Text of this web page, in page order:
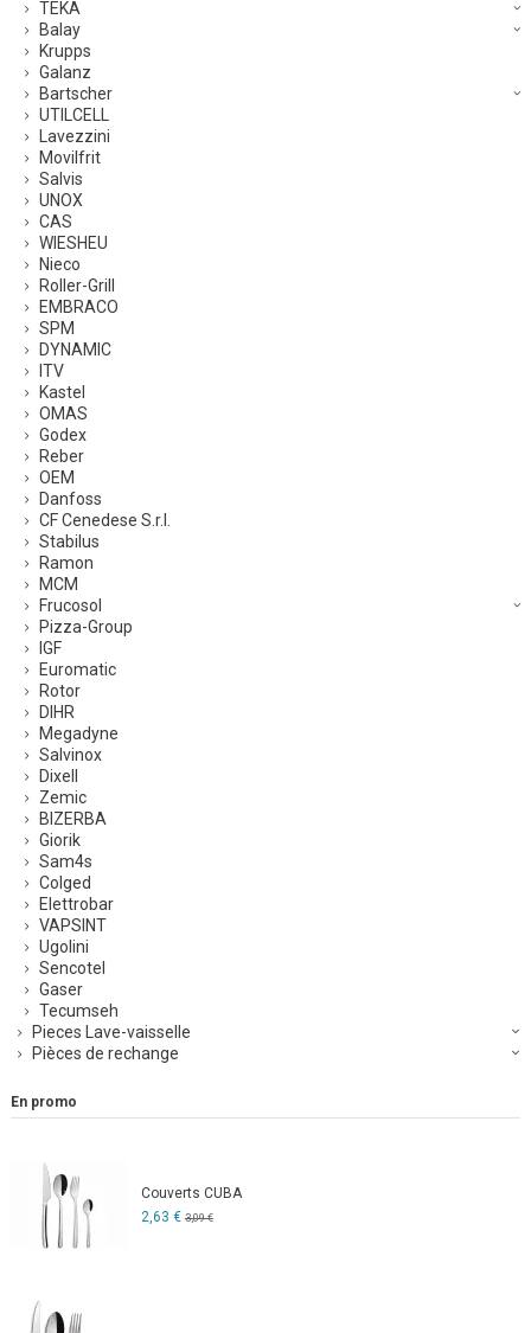
TEKA
Balay
Krupps
Galanz
Bartscher
UTILCELL
Lavezzini
Movilfrit
Salvis
UNOX
CAS
WIESHEU
Nieco
Roller-Grill
EMBRACO
SPM
DYNAMIC
ITV
Kastel
OMAS
Godex
Reber
OEM
Danfoss
CF Cenedese S.r.l.
Stabilus
Ramon
MCM
Frucosol
Pizza-Group
IGF
Euromatic
Rotor
DIHR
Megadyne
Salvinox
Dixell
Zemic
BIZERBA
Giorik
Sam4s
Colged
Elettrobar
VAPSINT
Ugolini
Sencotel
Gaser
Tecumseh
Pieces Lave-vaisselle
Pièces de rechange
En promo
Couverts CUBA
2,63 € 3,09 €